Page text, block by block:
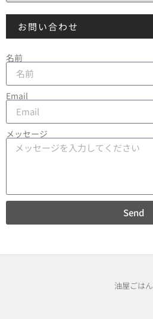
お問い合わせ
名前
Email
メッセージ
Send
油屋ごはん